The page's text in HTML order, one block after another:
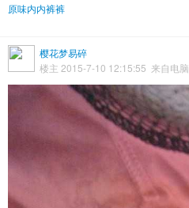
原味内内裤裤
樱花梦易碎
楼主 2015-7-10 12:15:55 来自电脑